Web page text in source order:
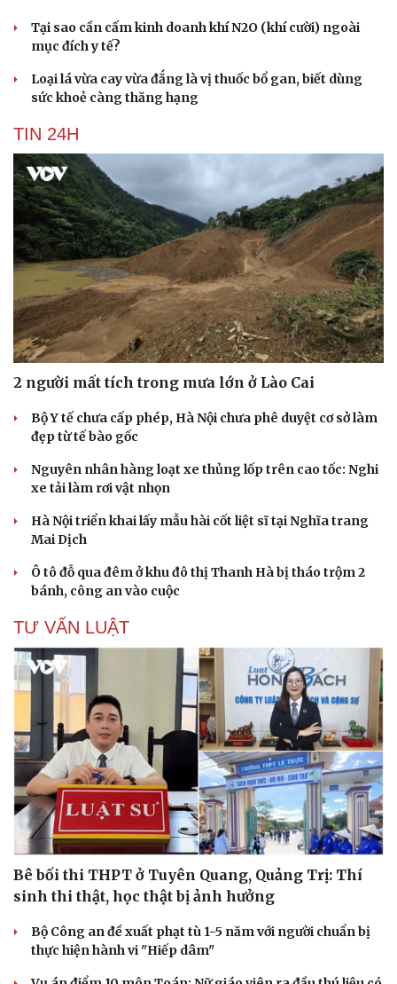
Văn hóa
Sân khấu - Điện ảnh
Văn học
Âm nhạc
Di sản
Thời trang
Sao Việt
Tại sao cần cấm kinh doanh khí N2O (khí cười) ngoài
mục đích y tế?
Loại lá vừa cay vừa đắng là vị thuốc bổ gan, biết dùng
sức khoẻ càng thăng hạng
TIN 24H
2 người mất tích trong mưa lớn ở Lào Cai
Bộ Y tế chưa cấp phép, Hà Nội chưa phê duyệt cơ sở làm
đẹp từ tế bào gốc
Nguyên nhân hàng loạt xe thủng lốp trên cao tốc: Nghi
xe tải làm rơi vật nhọn
Hà Nội triển khai lấy mẫu hài cốt liệt sĩ tại Nghĩa trang
Mai Dịch
Ô tô đỗ qua đêm ở khu đô thị Thanh Hà bị tháo trộm 2
bánh, công an vào cuộc
TƯ VẤN LUẬT
Bê bối thi THPT ở Tuyên Quang, Quảng Trị: Thí
sinh thi thật, học thật bị ảnh hưởng
Bộ Công an đề xuất phạt tù 1-5 năm với người chuẩn bị
thực hiện hành vi "Hiếp dâm"